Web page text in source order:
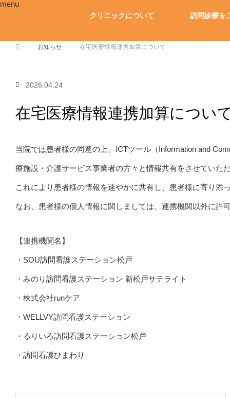
menu
クリニックについて 訪問診療を
お知らせ
在宅医療情報連携加算について
2026.04.24
在宅医療情報連携加算につい
当院では患者様の同意の上、ICTツール（Information and
療施設・介護サービス事業者の方々と情報共有をさせていた
これにより患者様の情報を速やかに共有し、患者様に寄り添
なお、患者様の個人情報に関しましては、連携機関以外に許
【連携機関名】
・SOU訪問看護ステーション松戸
・みのり訪問看護ステーション 新松戸サテライト
・株式会社runケア
・WELLVY訪問看護ステーション
・るりいろ訪問看護ステーション松戸
・訪問看護ひまわり